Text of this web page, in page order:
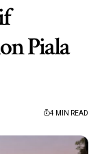
Piala
4 MIN READ